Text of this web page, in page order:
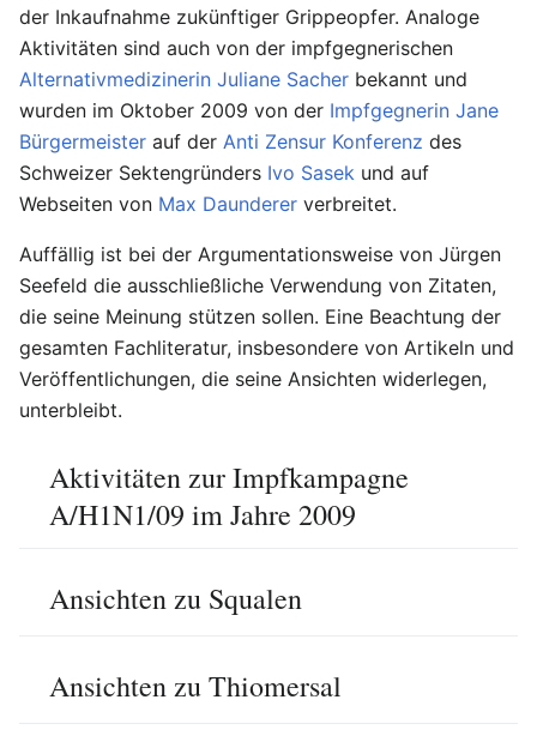
der Inkaufnahme zukünftiger Grippeopfer. Analoge
Aktivitäten sind auch von der impfgegnerischen
Alternativmedizinerin Juliane Sacher bekannt und
wurden im Oktober 2009 von der Impfgegnerin Jane
Bürgermeister auf der Anti Zensur Konferenz des
Schweizer Sektengründers Ivo Sasek und auf
Webseiten von Max Daunderer verbreitet.
Auffällig ist bei der Argumentationsweise von Jürgen
Seefeld die ausschließliche Verwendung von Zitaten,
die seine Meinung stützen sollen. Eine Beachtung der
gesamten Fachliteratur, insbesondere von Artikeln und
Veröffentlichungen, die seine Ansichten widerlegen,
unterbleibt.
Aktivitäten zur Impfkampagne
A/H1N1/09 im Jahre 2009
Ansichten zu Squalen
Ansichten zu Thiomersal